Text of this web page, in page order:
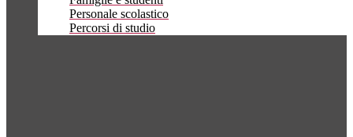
Personale scolastico
Percorsi di studio